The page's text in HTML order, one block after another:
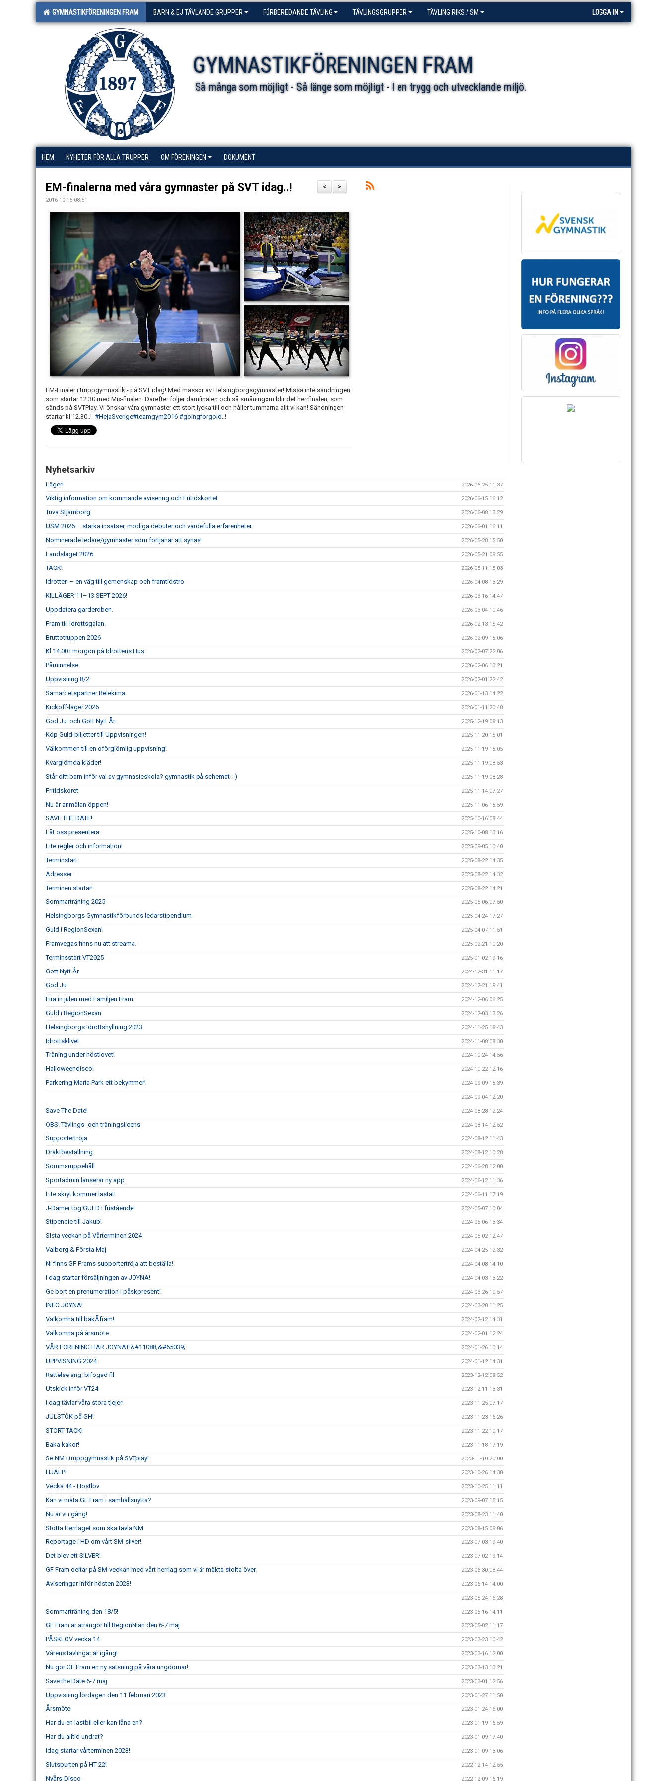
GYMNASTIKFÖRENINGEN FRAM BARN & EJ TÄVLANDE GRUPPER FÖRBEREDANDE TÄVLING TÄVLINGSGRUPPER TÄVLING RIKS / SM LOGGA IN
GYMNASTIKFÖRENINGEN FRAM
Så många som möjligt - Så länge som möjligt - I en trygg och utvecklande miljö.
HEM NYHETER FÖR ALLA TRUPPER OM FÖRENINGEN DOKUMENT
>
<
EM-finalerna med våra gymnaster på SVT idag..!
2016-10-15 08:51
EM-Finaler i truppgymnastik - på SVT idag! Med massor av Helsingborgsgymnaster! Missa inte sändningen
som startar 12.30 med Mix-finalen. Därefter följer damfinalen och så småningom blir det herrfinalen, som
sänds på SVTPlay. Vi önskar våra gymnaster ett stort lycka till och håller tummarna allt vi kan! Sändningen
startar kl 12.30..! #HejaSverige#teamgym2016 #goingforgold ..!
Nyhetsarkiv
Läger! 2026-06-25 11:37
Viktig information om kommande avisering och Fritidskortet 2026-06-15 16:12
Tuva Stjärnborg 2026-06-08 13:29
USM 2026 – starka insatser, modiga debuter och värdefulla erfarenheter 2026-06-01 16:11
Nominerade ledare/gymnaster som förtjänar att synas! 2026-05-28 15:50
Landslaget 2026 2026-05-21 09:55
TACK! 2026-05-11 15:03
Idrotten – en väg till gemenskap och framtidstro 2026-04-08 13:29
KILLÄGER 11–13 SEPT 2026! 2026-03-16 14:47
Uppdatera garderoben. 2026-03-04 10:46
Fram till Idrottsgalan. 2026-02-13 15:42
Bruttotruppen 2026 2026-02-09 15:06
Kl 14:00 i morgon på Idrottens Hus. 2026-02-07 22:06
Påminnelse. 2026-02-06 13:21
Uppvisning 8/2 2026-02-01 22:42
Samarbetspartner Belekima. 2026-01-13 14:22
Kickoff-läger 2026 2026-01-11 20:48
God Jul och Gott Nytt År. 2025-12-19 08:13
Köp Guld-biljetter till Uppvisningen! 2025-11-20 15:01
Välkommen till en oförglömlig uppvisning! 2025-11-19 15:05
Kvarglömda kläder! 2025-11-19 08:53
Står ditt barn inför val av gymnasieskola? gymnastik på schemat :-) 2025-11-19 08:28
Fritidskoret 2025-11-14 07:27
Nu är anmälan öppen! 2025-11-06 15:59
SAVE THE DATE! 2025-10-16 08:44
Låt oss presentera. 2025-10-08 13:16
Lite regler och information! 2025-09-05 10:40
Terminstart. 2025-08-22 14:35
Adresser 2025-08-22 14:32
Terminen startar! 2025-08-22 14:21
Sommarträning 2025 2025-05-06 07:50
Helsingborgs Gymnastikförbunds ledarstipendium 2025-04-24 17:27
Guld i RegionSexan! 2025-04-07 11:51
Framvegas finns nu att streama. 2025-02-21 10:20
Terminsstart VT2025 2025-01-02 19:16
Gott Nytt År 2024-12-31 11:17
God Jul 2024-12-21 19:41
Fira in julen med Familjen Fram 2024-12-06 06:25
Guld i RegionSexan 2024-12-03 13:26
Helsingborgs Idrottshyllning 2023 2024-11-25 18:43
Idrottsklivet. 2024-11-08 08:30
Träning under höstlovet! 2024-10-24 14:56
Halloweendisco! 2024-10-22 12:16
Parkering Maria Park ett bekymmer! 2024-09-09 15:39
2024-09-04 12:20
Save The Date! 2024-08-28 12:24
OBS! Tävlings- och träningslicens 2024-08-14 12:52
Supportertröja 2024-08-12 11:43
Dräktbeställning 2024-08-12 10:28
Sommaruppehåll 2024-06-28 12:00
Sportadmin lanserar ny app 2024-06-12 11:36
Lite skryt kommer lastat! 2024-06-11 17:19
J-Damer tog GULD i fristående! 2024-05-07 10:04
Stipendie till Jakub! 2024-05-06 13:34
Sista veckan på Vårterminen 2024 2024-05-02 12:47
Valborg & Första Maj 2024-04-25 12:32
Ni finns GF Frams supportertröja att beställa! 2024-04-08 14:10
I dag startar försäljningen av JOYNA! 2024-04-03 13:22
Ge bort en prenumeration i påskpresent! 2024-03-26 10:57
INFO JOYNA! 2024-03-20 11:25
Välkomna till bakÅfram! 2024-02-12 14:31
Välkomna på årsmöte 2024-02-01 12:24
VÅR FÖRENING HAR JOYNAT!&#11088;&#65039; 2024-01-26 10:14
UPPVISNING 2024 2024-01-12 14:31
Rättelse ang. bifogad fil. 2023-12-12 08:52
Utskick inför VT24 2023-12-11 13:31
I dag tävlar våra stora tjejer! 2023-11-25 07:17
JULSTÖK på GH! 2023-11-23 16:26
STORT TACK! 2023-11-22 10:17
Baka kakor! 2023-11-18 17:19
Se NM i truppgymnastik på SVTplay! 2023-11-10 20:00
HJÄLP! 2023-10-26 14:30
Vecka 44 - Höstlov 2023-10-25 11:11
Kan vi mäta GF Fram i samhällsnytta? 2023-09-07 15:15
Nu är vi i gång! 2023-08-23 11:40
Stötta Herrlaget som ska tävla NM 2023-08-15 09:06
Reportage i HD om vårt SM-silver! 2023-07-03 19:40
Det blev ett SILVER! 2023-07-02 19:14
GF Fram deltar på SM-veckan med vårt herrlag som vi är mäkta stolta över. 2023-06-30 08:44
Aviseringar inför hösten 2023! 2023-06-14 14:00
2023-05-24 16:28
Sommarträning den 18/5! 2023-05-16 14:11
GF Fram är arrangör till RegionNian den 6-7 maj 2023-05-02 11:17
PÅSKLOV vecka 14 2023-03-23 10:42
Vårens tävlingar är igång! 2023-03-16 12:00
Nu gör GF Fram en ny satsning på våra ungdomar! 2023-03-13 13:21
Save the Date 6-7 maj 2023-03-01 12:56
Uppvisning lördagen den 11 februari 2023 2023-01-27 11:50
Årsmöte 2023-01-24 16:00
Har du en lastbil eller kan låna en? 2023-01-19 16:59
Har du alltid undrat? 2023-01-09 17:40
Idag startar vårterminen 2023! 2023-01-09 13:06
Slutspurten på HT-22! 2022-12-14 12:55
Nyårs-Disco 2022-12-09 16:19